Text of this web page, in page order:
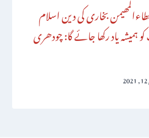
بخاری کی دین اسلام
یاد رکھا جائے گا: چودھری